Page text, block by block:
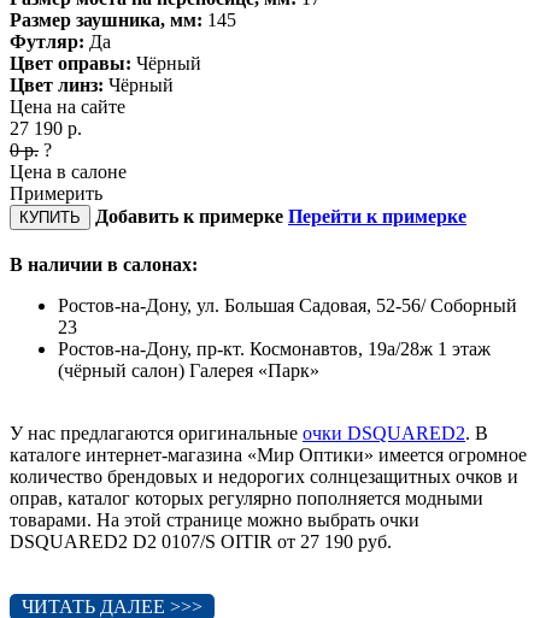
Размер заушника, мм: 145
Футляр: Да
Цвет оправы: Чёрный
Цвет линз: Чёрный
Цена на сайте
27 190 р.
0р. ?
Цена в салоне
Примерить
КУПИТЬ Добавить к примерке Перейти к примерке
В наличии в салонах:
Ростов-на-Дону, ул. Большая Садовая, 52-56/ Соборный
23
Ростов-на-Дону, пр-кт. Космонавтов, 19а/28ж 1 этаж
(чёрный салон) Галерея «Парк»
У нас предлагаются оригинальные очки DSQUARED2. В
каталоге интернет-магазина «Мир Оптики» имеется огромное
количество брендовых и недорогих солнцезащитных очков и
оправ, каталог которых регулярно пополняется модными
товарами. На этой странице можно выбрать очки
DSQUARED2 D2 0107/S OITIR от 27 190 руб.
ЧИТАТЬ ДАЛЕЕ >>>